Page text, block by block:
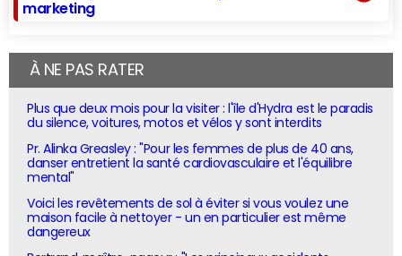
marketing
À NE PAS RATER
Plus que deux mois pour la visiter : l'île d'Hydra est le paradis
du silence, voitures, motos et vélos y sont interdits
Pr. Alinka Greasley : "Pour les femmes de plus de 40 ans,
danser entretient la santé cardiovasculaire et l'équilibre
mental"
Voici les revêtements de sol à éviter si vous voulez une
maison facile à nettoyer - un en particulier est même
dangereux